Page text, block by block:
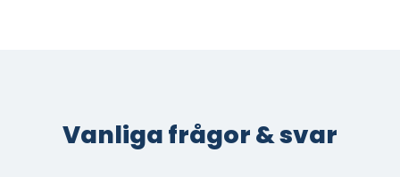
Vanliga frågor & svar